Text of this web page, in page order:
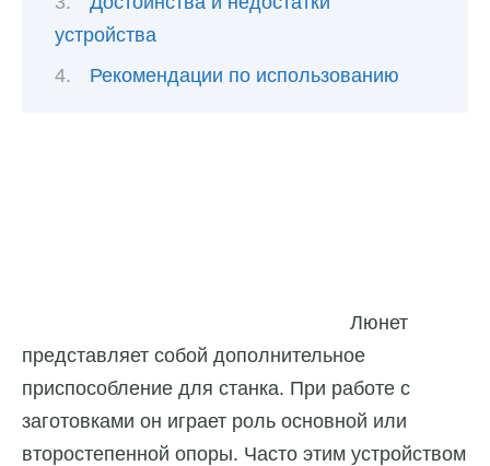
устройства
Рекомендации по использованию
Люнет
представляет собой дополнительное
приспособление для станка. При работе с
заготовками он играет роль основной или
второстепенной опоры. Часто этим устройством